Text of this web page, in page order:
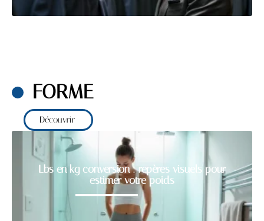
FORME
Découvrir
Lbs en kg conversion : repères visuels pour
estimer votre poids